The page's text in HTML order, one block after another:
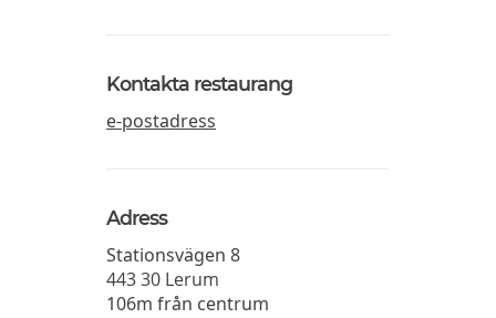
Kontakta restaurang
e-postadress
Adress
Stationsvägen 8
443 30 Lerum
106m från centrum